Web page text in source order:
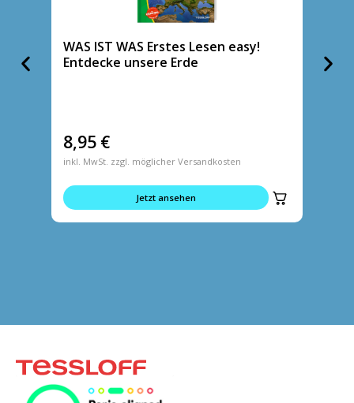
WAS IST WAS Erstes Lesen easy!
Entdecke unsere Erde
8,95 €
inkl. MwSt. zzgl. möglicher Versandkosten
Jetzt ansehen